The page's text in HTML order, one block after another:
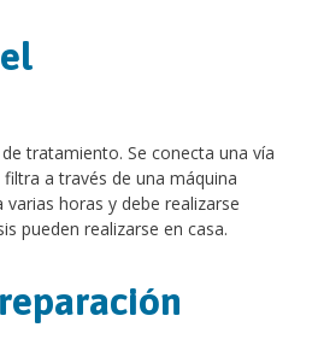
tratamiento. Se conecta una vía
a través de una máquina
horas y debe realizarse
pueden realizarse en casa.